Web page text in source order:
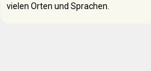
vielen Orten und Sprachen.